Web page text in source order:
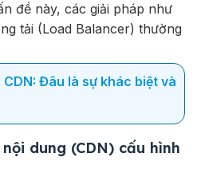
đề này, các giải pháp như
tải (Load Balancer) thường
Đâu là sự khác biệt và
dung (CDN) cấu hình